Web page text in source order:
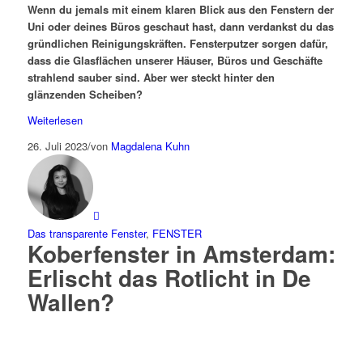
Wenn du jemals mit einem klaren Blick aus den Fenstern der
Uni oder deines Büros geschaut hast, dann verdankst du das
gründlichen Reinigungskräften. Fensterputzer sorgen dafür,
dass die Glasflächen unserer Häuser, Büros und Geschäfte
strahlend sauber sind. Aber wer steckt hinter den
glänzenden Scheiben?
Weiterlesen
26. Juli 2023/von Magdalena Kuhn
Das transparente Fenster, FENSTER
Koberfenster in Amsterdam:
Erlischt das Rotlicht in De
Wallen?